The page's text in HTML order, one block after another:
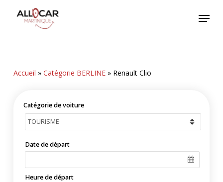
Menu
Accueil » Catégorie BERLINE» Renault Clio
Catégorie de voiture
Date de départ
Heure de départ